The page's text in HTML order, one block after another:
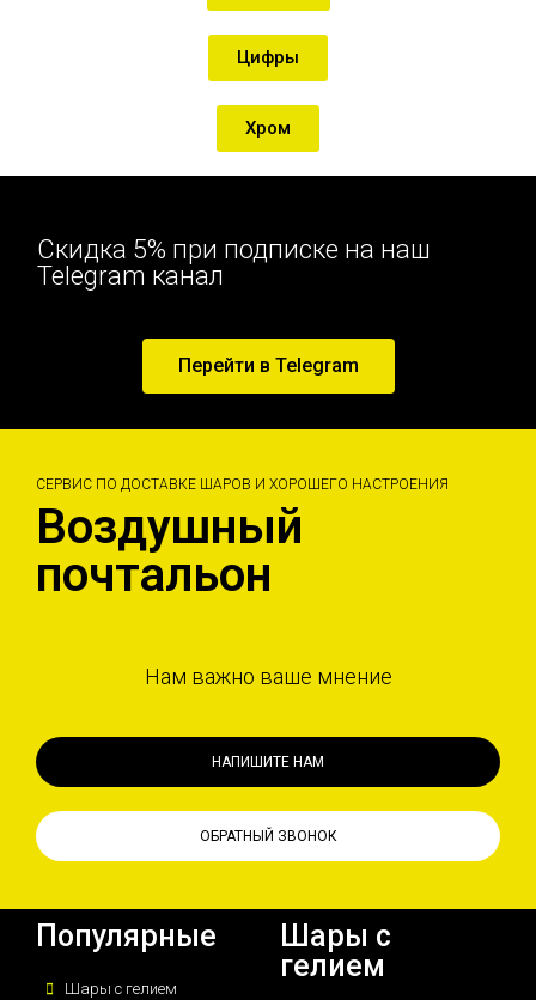
Цифры
Хром
Скидка 5% при подписке на наш
Telegram канал
Перейти в Telegram
СЕРВИС ПО ДОСТАВКЕ ШАРОВ И ХОРОШЕГО НАСТРОЕНИЯ
Воздушный
почтальон
Нам важно ваше мнение
НАПИШИТЕ НАМ
ОБРАТНЫЙ ЗВОНОК
Популярные
Шары с гелием
Шары с
гелием